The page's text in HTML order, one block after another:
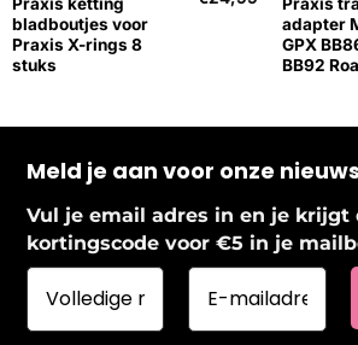
bladboutjes voor
Praxis X-rings 8
stuks
adapter
GPX
BB92
Meld je aan voor onze
Vul je email adres in en je krijgt
kortingscode voor €5 in je